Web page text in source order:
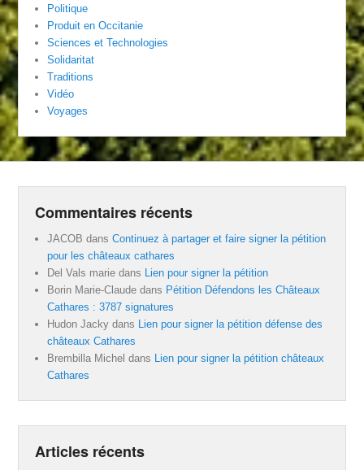
Politique
Produit en Occitanie
Sciences et Technologies
Solidaritat
Traditions
Vidéo
Voyages
Commentaires récents
JACOB dansContinuez à partager et faire signer la pétition
pour les châteaux cathares
Del Vals marie dans Lien pour signer la pétition
Borin Marie-Claude dans Pétition Défendons les Châteaux
Cathares : 3787 signatures
Hudon Jacky dans Lien pour signer la pétition défense des
châteaux Cathares
Brembilla Michel dans Lien pour signer la pétition châteaux
Cathares
Articles récents